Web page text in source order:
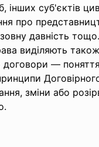
інших суб'єктів
про
давність
виділяють
—
зміни або